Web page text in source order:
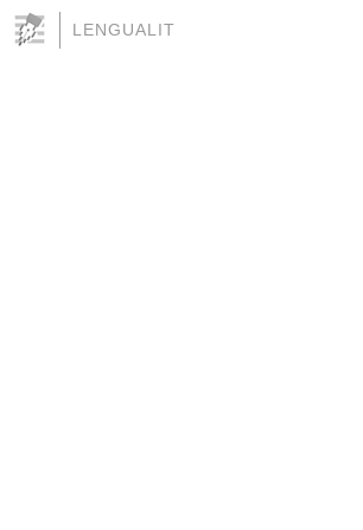
LENGUALIT